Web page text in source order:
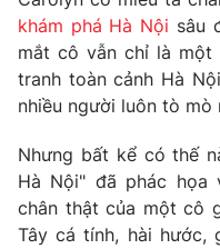
Hitech Công nghệ
Sản phẩm
Thị trường
Giao lưu trực tuyến
Lịch phát sóng
Chuyên mục khác
Emagazine
khám phá Hà Nội sâu
mắt cô vẫn chỉ là một
tranh toàn cảnh Hà
nhiều người luôn tò mò
Nhưng bất kể có thế
Hà Nội" đã phác họa
chân thật của một cô
Tây cá tính, hài hước,